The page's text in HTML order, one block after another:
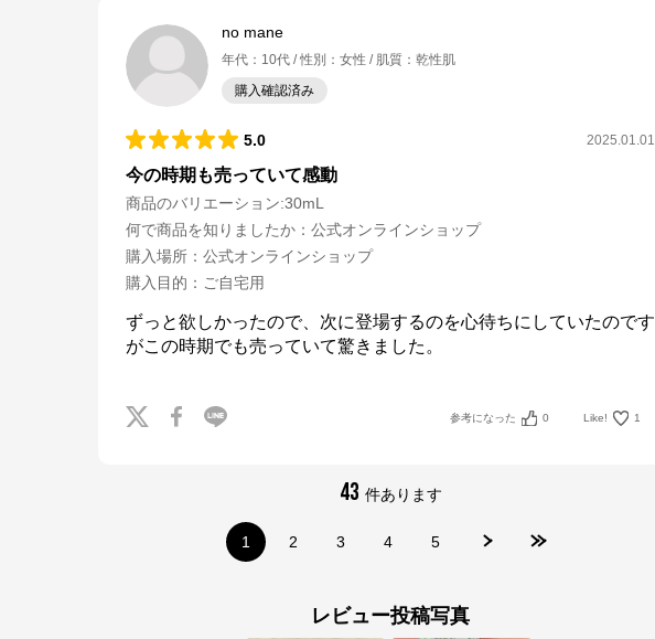
no mane
年代 ： 10代 性別 ： 女性 肌質 ： 乾性肌
購入確認済み
5.0 2025.01.01
今の時期も売っていて感動
商品のバリエーション:30mL
何で商品を知りましたか ： 公式オンラインショップ
購入場所 ： 公式オンラインショップ
購入目的 ： ご自宅用
ずっと欲しかったので、次に登場するのを心待ちにしていたのです
がこの時期でも売っていて驚きました。
参考になった 0 Like! 1
43 件あります
1 2 3 4 5
レビュー投稿写真
JILL STUART
公式ECサイト
JILL STUARTからのコメント
け。また、コーセー商品をご購入いただくことができます。